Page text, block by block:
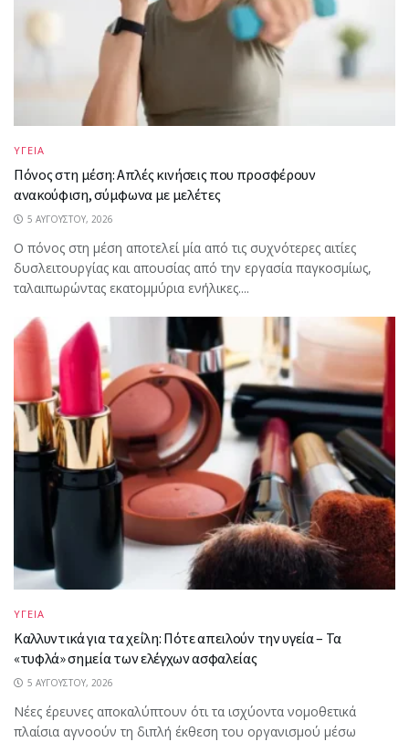
ΥΓΕΙΑ
Πόνος στη μέση: Απλές κινήσεις που προσφέρουν
ανακούφιση, σύμφωνα με μελέτες
5 ΑΥΓΟΎΣΤΟΥ, 2026
Ο πόνος στη μέση αποτελεί μία από τις συχνότερες αιτίες
δυσλειτουργίας και απουσίας από την εργασία παγκοσμίως,
ταλαιπωρώντας εκατομμύρια ενήλικες....
ΥΓΕΙΑ
Καλλυντικά για τα χείλη: Πότε απειλούν την υγεία – Τα
«τυφλά» σημεία των ελέγχων ασφαλείας
5 ΑΥΓΟΎΣΤΟΥ, 2026
Νέες έρευνες αποκαλύπτουν ότι τα ισχύοντα νομοθετικά
πλαίσια αγνοούν τη διπλή έκθεση του οργανισμού μέσω